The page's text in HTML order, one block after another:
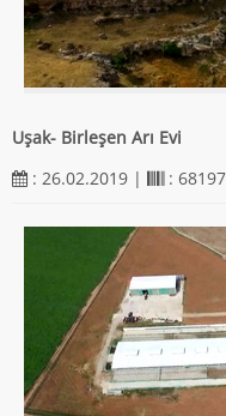
Uşak- Birleşen Arı Evi
: 26.02.2019 |
: